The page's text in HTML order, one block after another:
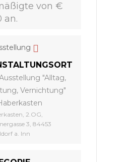
von €
an.
"Alltag,
Vernichtung"
2.OG,
3, 84453
a. Inn